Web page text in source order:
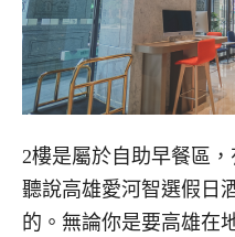
2樓是屬於自助早餐區
聽說高雄愛河智選假日
的。無論你是要高雄在